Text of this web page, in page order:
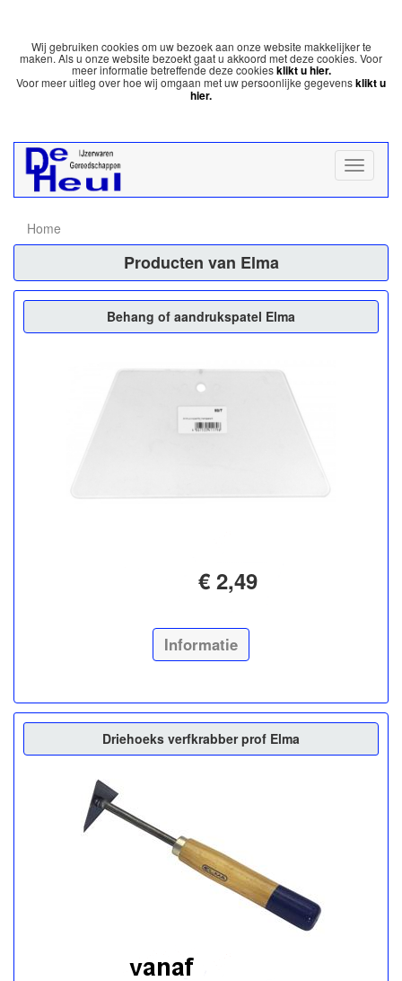
Wij gebruiken cookies om uw bezoek aan onze website makkelijker te
maken. Als u onze website bezoekt gaat u akkoord met deze cookies. Voor
meer informatie betreffende deze cookiesklikt u hier.
Voor meer uitleg over hoe wij omgaan met uw persoonlijke gegevensklikt u
hier.
Home
Producten van Elma
Behang of aandrukspatel Elma
€ 2,49
Informatie
Driehoeks verfkrabber prof Elma